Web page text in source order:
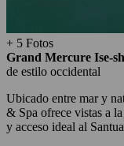
+ 5 Fotos
Grand Mercure Ise-
de estilo occidental
Ubicado entre mar y
& Spa ofrece vistas a
y acceso ideal al